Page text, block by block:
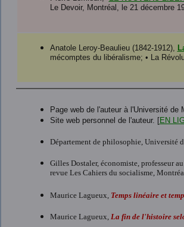
Le Devoir, Montréal, le 21 décembre
Anatole Leroy-Beaulieu (1842-1912),
mécomptes du libéralisme; • La
Page web de l'auteur à l'Université de
Site web personnel de l'auteur. [EN
Département de philosophie, Université
Gilles Dostaler, économiste, professeur
revue Les Cahiers du socialisme,
Maurice Lagueux, Temps linéaire et
Maurice Lagueux, La fin de l'histoire